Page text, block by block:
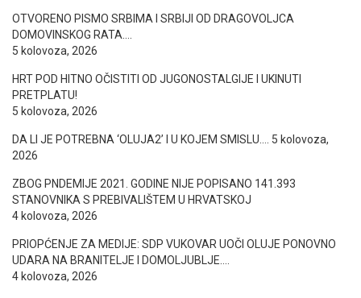
OTVORENO PISMO SRBIMA I SRBIJI OD DRAGOVOLJCA
DOMOVINSKOG RATA….
5 kolovoza, 2026
HRT POD HITNO OČISTITI OD JUGONOSTALGIJE I UKINUTI
PRETPLATU!
5 kolovoza, 2026
DA LI JE POTREBNA ‘OLUJA2’ I U KOJEM SMISLU….
5 kolovoza,
2026
ZBOG PNDEMIJE 2021. GODINE NIJE POPISANO 141.393
STANOVNIKA S PREBIVALIŠTEM U HRVATSKOJ
4 kolovoza, 2026
PRIOPĆENJE ZA MEDIJE: SDP VUKOVAR UOČI OLUJE PONOVNO
UDARA NA BRANITELJE I DOMOLJUBLJE….
4 kolovoza, 2026